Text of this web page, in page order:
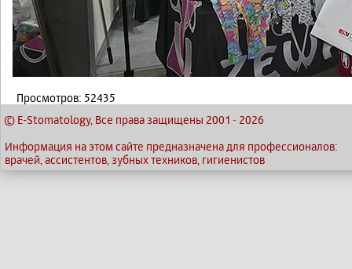
Просмотров: 52435
© E-Stomatology, Все права защищены 2001 - 2026
Информация на этом сайте предназначена для профессионалов:
врачей, ассистентов, зубных техников, гигиенистов